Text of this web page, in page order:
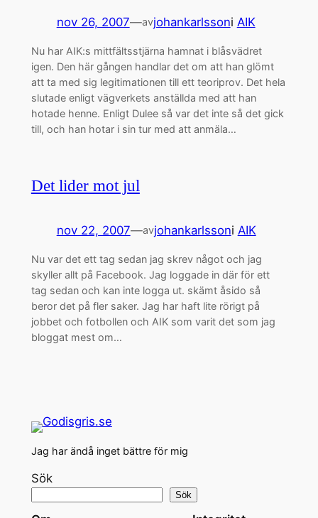
nov 26, 2007—avjohankarlssoni AIK
Nu har AIK:s mittfältsstjärna hamnat i blåsvädret
igen. Den här gången handlar det om att han glömt
att ta med sig legitimationen till ett teoriprov. Det hela
slutade enligt vägverkets anställda med att han
hotade henne. Enligt Dulee så var det inte så det gick
till, och han hotar i sin tur med att anmäla…
Det lider mot jul
nov 22, 2007—avjohankarlssoni AIK
Nu var det ett tag sedan jag skrev något och jag
skyller allt på Facebook. Jag loggade in där för ett
tag sedan och kan inte logga ut. skämt åsido så
beror det på fler saker. Jag har haft lite rörigt på
jobbet och fotbollen och AIK som varit det som jag
bloggat mest om…
Jag har ändå inget bättre för mig
Sök
Sök